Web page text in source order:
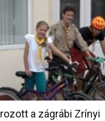
a zágrábi Zrínyi